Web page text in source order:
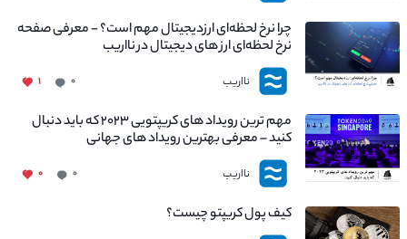
چرا نرخ لحظه‌ای ارزدیجیتال مهم است؟ - معرفی صفحه
نرخ لحظه‌ای ارز های دیجیتال در نااریب
نااریب ۰ ۱
مهم ترین رویداد های کریپتویی ۲۰۲۳ که باید دنبال
کنید – معرفی بهترین رویداد های جهانی
نااریب ۰ ۰
کیف پول کریپتو چیست؟